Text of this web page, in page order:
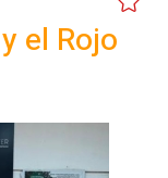
el Rojo